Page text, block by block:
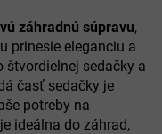
záhradnú súpravu,
prinesie eleganciu a
štvordielnej sedačky a
časť sedačky je
potreby na
ideálna do záhrad,